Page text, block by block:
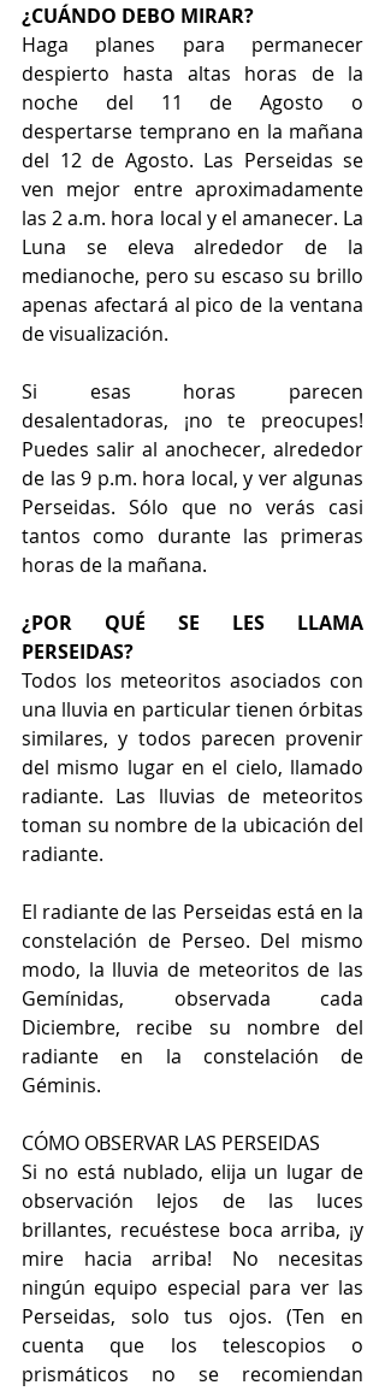
¿CUÁNDO DEBO MIRAR?
Haga planes para permanecer
despierto hasta altas horas de la
noche del 11 de Agosto o
despertarse temprano en la mañana
del 12 de Agosto. Las Perseidas se
ven mejor entre aproximadamente
las 2 a.m. hora local y el amanecer. La
Luna se eleva alrededor de la
medianoche, pero su escaso su brillo
apenas afectará al pico de la ventana
de visualización.
Si esas horas parecen
desalentadoras, ¡no te preocupes!
Puedes salir al anochecer, alrededor
de las 9 p.m. hora local, y ver algunas
Perseidas. Sólo que no verás casi
tantos como durante las primeras
horas de la mañana.
¿POR QUÉ SE LES LLAMA
PERSEIDAS?
Todos los meteoritos asociados con
una lluvia en particular tienen órbitas
similares, y todos parecen provenir
del mismo lugar en el cielo, llamado
radiante. Las lluvias de meteoritos
toman su nombre de la ubicación del
radiante.
El radiante de las Perseidas está en la
constelación de Perseo. Del mismo
modo, la lluvia de meteoritos de las
Gemínidas, observada cada
Diciembre, recibe su nombre del
radiante en la constelación de
Géminis.
CÓMO OBSERVAR LAS PERSEIDAS
Si no está nublado, elija un lugar de
observación lejos de las luces
brillantes, recuéstese boca arriba, ¡y
mire hacia arriba! No necesitas
ningún equipo especial para ver las
Perseidas, solo tus ojos. (Ten en
cuenta que los telescopios o
prismáticos no se recomiendan